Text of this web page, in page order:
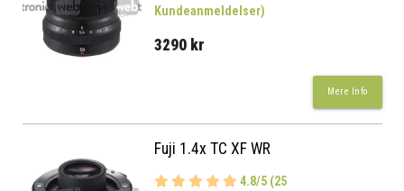
Kundeanmeldelser)
3290 kr
Mere Info
Fuji 1.4x TC XF WR
4.8/5 (25